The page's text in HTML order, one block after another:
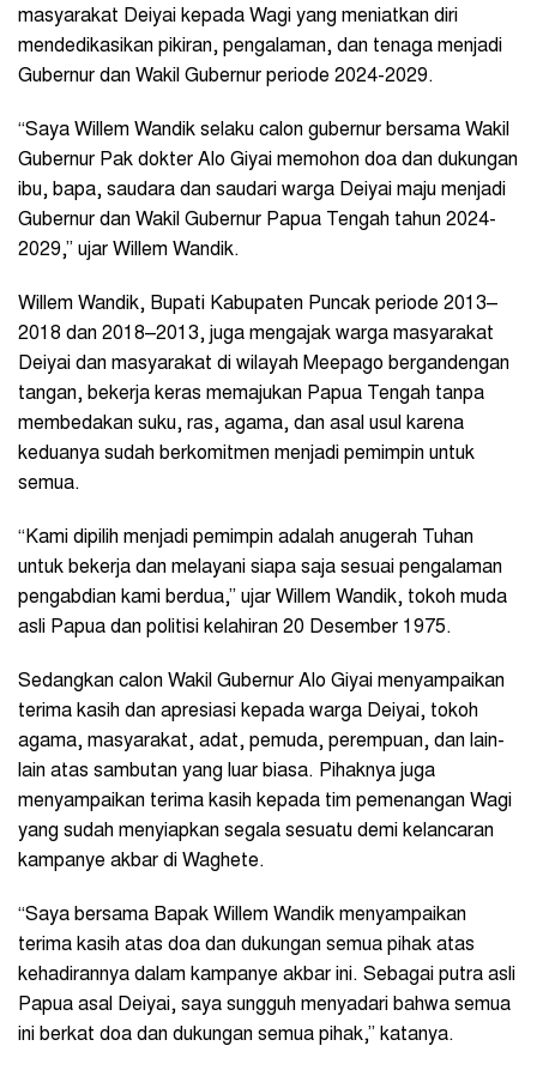
masyarakat Deiyai kepada Wagi yang meniatkan diri
mendedikasikan pikiran, pengalaman, dan tenaga menjadi
Gubernur dan Wakil Gubernur periode 2024-2029.
“Saya Willem Wandik selaku calon gubernur bersama Wakil
Gubernur Pak dokter Alo Giyai memohon doa dan dukungan
ibu, bapa, saudara dan saudari warga Deiyai maju menjadi
Gubernur dan Wakil Gubernur Papua Tengah tahun 2024-
2029,” ujar Willem Wandik.
Willem Wandik, Bupati Kabupaten Puncak periode 2013–
2018 dan 2018–2013, juga mengajak warga masyarakat
Deiyai dan masyarakat di wilayah Meepago bergandengan
tangan, bekerja keras memajukan Papua Tengah tanpa
membedakan suku, ras, agama, dan asal usul karena
keduanya sudah berkomitmen menjadi pemimpin untuk
semua.
“Kami dipilih menjadi pemimpin adalah anugerah Tuhan
untuk bekerja dan melayani siapa saja sesuai pengalaman
pengabdian kami berdua,” ujar Willem Wandik, tokoh muda
asli Papua dan politisi kelahiran 20 Desember 1975.
Sedangkan calon Wakil Gubernur Alo Giyai menyampaikan
terima kasih dan apresiasi kepada warga Deiyai, tokoh
agama, masyarakat, adat, pemuda, perempuan, dan lain-
lain atas sambutan yang luar biasa. Pihaknya juga
menyampaikan terima kasih kepada tim pemenangan Wagi
yang sudah menyiapkan segala sesuatu demi kelancaran
kampanye akbar di Waghete.
“Saya bersama Bapak Willem Wandik menyampaikan
terima kasih atas doa dan dukungan semua pihak atas
kehadirannya dalam kampanye akbar ini. Sebagai putra asli
Papua asal Deiyai, saya sungguh menyadari bahwa semua
ini berkat doa dan dukungan semua pihak,” katanya.